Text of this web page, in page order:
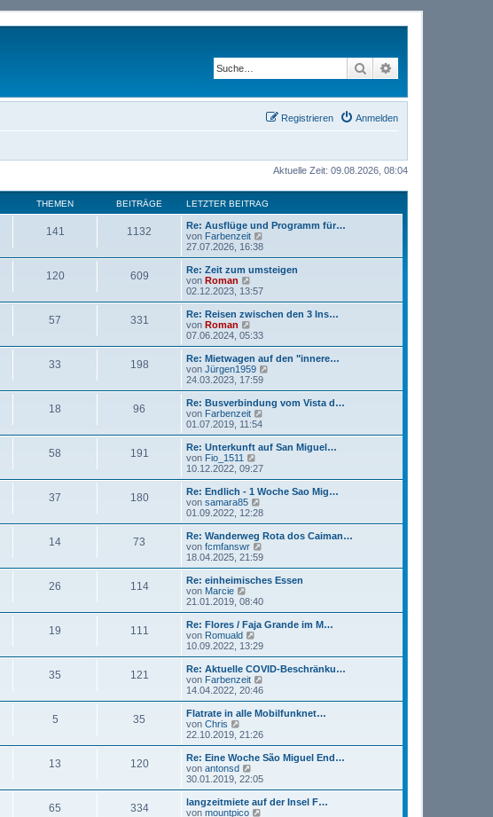
Suche
Anmelden
Registrieren
Aktuelle Zeit: 09.08.2026, 08:04
THEMEN BEITRÄGE LETZTER BEITRAG
141 1132
Re: Ausflüge und Programm für…
von Farbenzeit
u
e
r
B
r
a
27.07.2026, 16:38
120 609
Re: Zeit zum umsteigen
von Roman
e
u
e
t
B
e
i
r
a
g
02.12.2023, 13:57
57 331
Re: Reisen zwischen den 3 Ins…
von Roman
e
u
e
s
t
B
e
i
r
a
g
07.06.2024, 05:33
33 198
Re: Mietwagen auf den "innere…
von Jürgen1959
u
e
s
r
B
r
24.03.2023, 17:59
18 96
Re: Busverbindung vom Vista d…
von Farbenzeit
u
e
r
B
r
01.07.2019, 11:54
58 191
Re: Unterkunft auf San Miguel…
von Fio_1511
e
u
e
s
t
B
e
i
r
g
10.12.2022, 09:27
37 180
Re: Endlich - 1 Woche Sao Mig…
von samara85
e
u
e
s
t
B
e
i
r
g
01.09.2022, 12:28
14 73
Re: Wanderweg Rota dos Caiman…
von fcmfanswr
e
u
e
t
r
B
e
r
g
18.04.2025, 21:59
26 114
Re: einheimisches Essen
von Marcie
e
u
e
s
t
r
B
e
i
r
g
21.01.2019, 08:40
19 111
Re: Flores / Faja Grande im M…
von Romuald
e
u
e
s
t
r
B
e
i
r
g
10.09.2022, 13:29
35 121
Re: Aktuelle COVID-Beschränku…
von Farbenzeit
u
e
r
B
r
14.04.2022, 20:46
5 35
Flatrate in alle Mobilfunknet…
von Chris
e
u
e
s
t
r
B
22.10.2019, 21:26
13 120
Re: Eine Woche São Miguel End…
von antonsd
e
u
e
s
30.01.2019, 22:05
65 334
langzeitmiete auf der Insel F…
von mountpico